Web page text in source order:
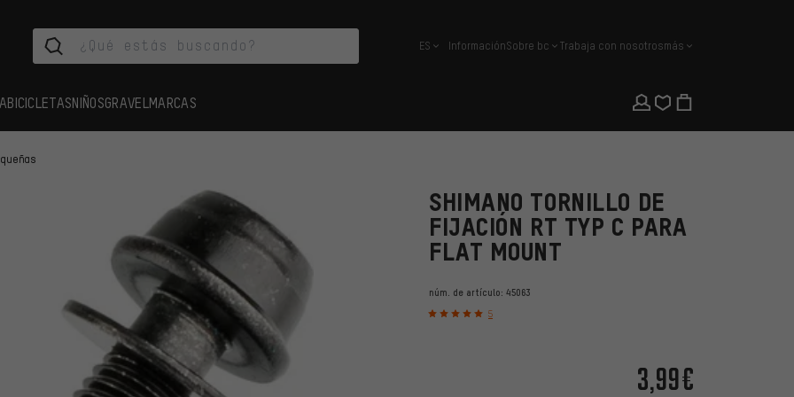
español
ES InformaciónSobre bc Trabaja con nosotrosmás
BICICLETASNIÑOSGRAVEL MARCAS
SHIMANO TORNILLO DE
FIJACIÓN RT TYP C PARA
FLAT MOUNT
núm. de artículo: 45063
5
3,99€